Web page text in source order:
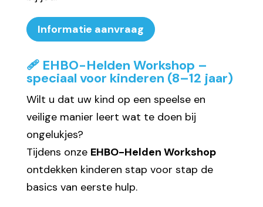
🩹 EHBO-Helden Workshop –
speciaal voor kinderen (8–12 jaar)
Wilt u dat uw kind op een speelse en
veilige manier leert wat te doen bij
ongelukjes?
Tijdens onze EHBO-Helden Workshop
ontdekken kinderen stap voor stap de
basics van eerste hulp.
Informatie aanvraag